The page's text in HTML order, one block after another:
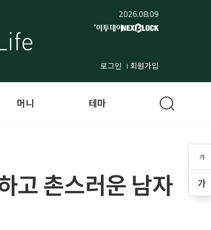
2026.08.09
로그인 회원가입
가
가
머니 테마
고 촌스러운 남자